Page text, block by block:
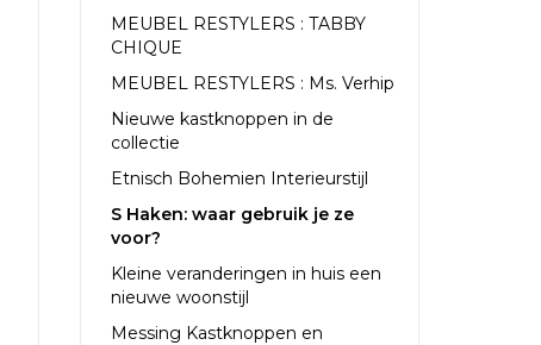
MEUBEL RESTYLERS : TABBY
CHIQUE
MEUBEL RESTYLERS : Ms. Verhip
Nieuwe kastknoppen in de
collectie
Etnisch Bohemien Interieurstijl
S Haken: waar gebruik je ze
voor?
Kleine veranderingen in huis een
nieuwe woonstijl
Messing Kastknoppen en